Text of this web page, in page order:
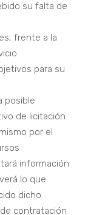
su falta de
frente a la
para su
posible
de licitación
por el
información
lo que
dicho
contratación